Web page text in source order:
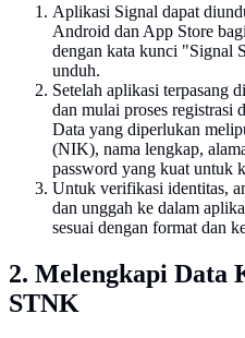
Aplikasi Signal dapat
Android dan App Store
dengan kata kunci "Signal
unduh.
Setelah aplikasi terpasang
dan mulai proses registrasi
Data yang diperlukan
(NIK), nama lengkap,
password yang kuat untuk
Untuk verifikasi identitas,
dan unggah ke dalam
sesuai dengan format dan
2. Melengkapi Data
STNK